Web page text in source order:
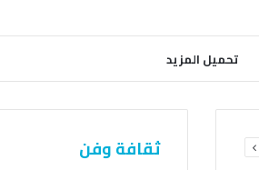
تحميل المزيد
ثقافة وفن